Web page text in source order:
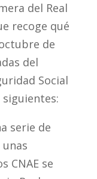
del Real
recoge qué
de
del
Social
serie de
CNAE se